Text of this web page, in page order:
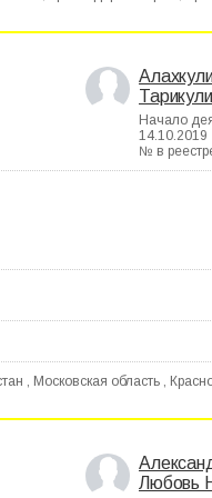
Начало
14.10.2019
№ в
, Московская область ,
Любовь